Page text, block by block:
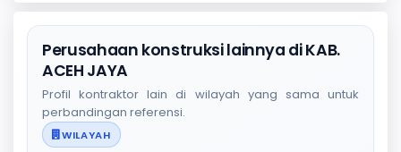
Perusahaan konstruksi lainnya di KAB.
ACEH JAYA
Profil kontraktor lain di wilayah yang sama untuk
perbandingan referensi.
WILAYAH